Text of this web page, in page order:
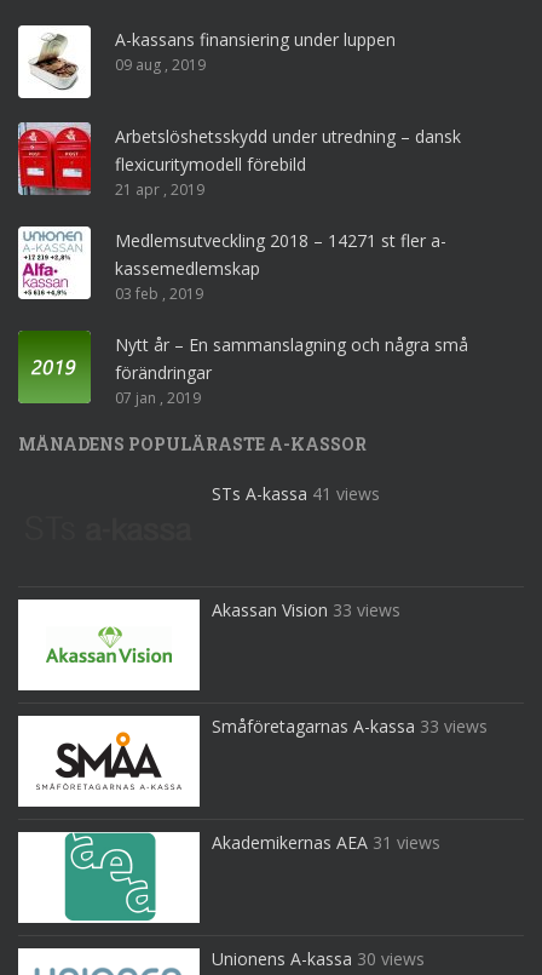
A-kassans finansiering under luppen
09 aug , 2019
Arbetslöshetsskydd under utredning – dansk
flexicuritymodell förebild
21 apr , 2019
Medlemsutveckling 2018 – 14271 st fler a-
kassemedlemskap
03 feb , 2019
Nytt år – En sammanslagning och några små
förändringar
07 jan , 2019
MÅNADENS POPULÄRASTE A-KASSOR
STs A-kassa 41 views
Akassan Vision 33 views
Småföretagarnas A-kassa 33 views
Akademikernas AEA 31 views
Unionens A-kassa 30 views